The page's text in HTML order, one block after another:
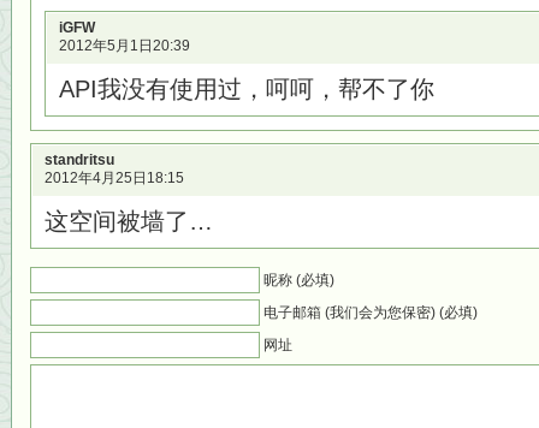
iGFW
2012年5月1日20:39
API我没有使用过，呵呵，帮不了你
standritsu
2012年4月25日18:15
这空间被墙了…
昵称 (必填)
电子邮箱 (我们会为您保密) (必填)
网址